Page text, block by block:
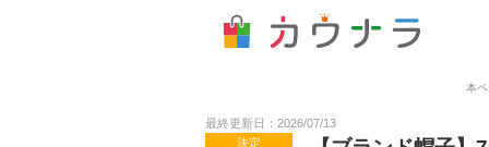
本
最終更新日：2026/07/13
決定